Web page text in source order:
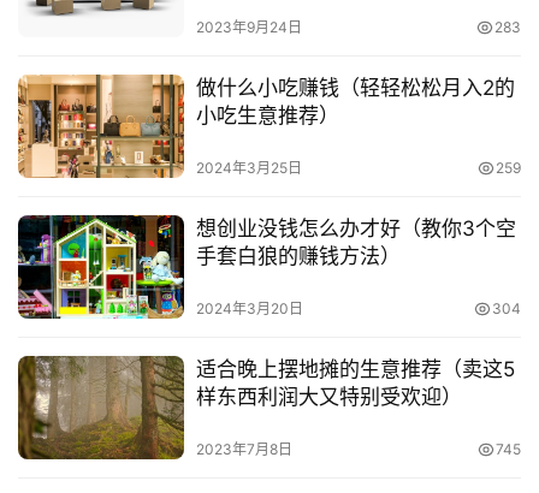
号
淘
宝
分
享
说得过去，进价不要太高，售价也要合理，可以组合的卖，
本文来自投稿，不代表早谈创业网立场，作者：蝴蝶雪，如若
转载，请注明出处：
版权声明：本文内容由互联网用户自发贡献，该文观点仅代表
作者本人。本站仅提供信息存储空间服务，不拥有所有权，不
承担相关法律责任。如发现本站有涉嫌抄袭侵权/违法违规的内
容， 请发送邮件至 153055113@qq.com 举报，一经查实，
本站将立刻删除。
2023年9月24日 283
做什么小吃赚钱（轻轻松松月入2的
小吃生意推荐）
2024年3月25日 259
想创业没钱怎么办才好（教你3个空
手套白狼的赚钱方法）
2024年3月20日 304
适合晚上摆地摊的生意推荐（卖这5
样东西利润大又特别受欢迎）
2023年7月8日 745